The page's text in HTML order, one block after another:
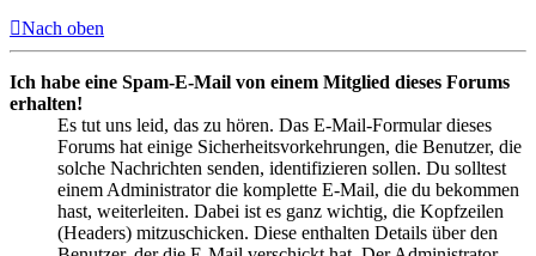
Nach oben
Ich habe eine Spam-E-Mail von einem Mitglied dieses Forums
erhalten!
Es tut uns leid, das zu hören. Das E-Mail-Formular dieses
Forums hat einige Sicherheitsvorkehrungen, die Benutzer, die
solche Nachrichten senden, identifizieren sollen. Du solltest
einem Administrator die komplette E-Mail, die du bekommen
hast, weiterleiten. Dabei ist es ganz wichtig, die Kopfzeilen
(Headers) mitzuschicken. Diese enthalten Details über den